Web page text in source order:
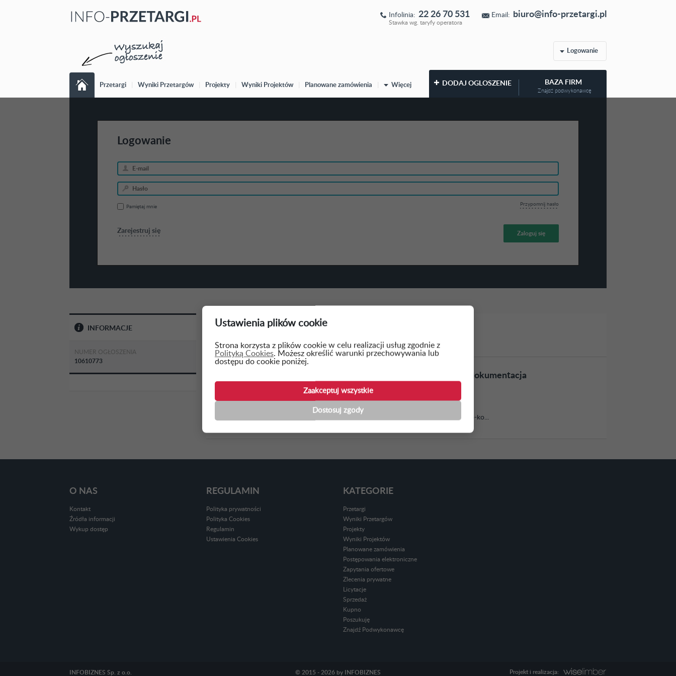
Infolinia:
Stawka wg. taryfy operatora
22 26 70 531 Email: biuro@info-przetargi.pl
Logowanie
Przetargi Wyniki Przetargów Projekty Wyniki Projektów Planowane zamówienia Więcej DODAJ OGLOSZENIE BAZA FIRM
Znajdź podwykonawcę
Ustawienia plików cookie
Strona korzysta z plików cookie w celu realizacji usług zgodnie z
Polityką Cookies. Możesz określić warunki przechowywania lub
dostępu do cookie poniżej.
Zaakceptuj wszystkie
Dostosuj zgody
Logowanie
Pamiętaj mnie Przypomnij hasło
Zarejestruj się
INFORMACJE
NUMER OGŁOSZENIA
10610773
Przebudowa Apteki na terenie SWPZZPOZ w Radomiu - etap I dokumentacja
OPIS:
1. Przedmiotem zamówienia jest opracowania kompletnej dokumentacji projektowo-ko...
O NAS
Kontakt
Źródła informacji
Wykup dostęp
REGULAMIN
Polityka prywatności
Polityka Cookies
Regulamin
Ustawienia Cookies
KATEGORIE
Przetargi
Wyniki Przetargów
Projekty
Wyniki Projektów
Planowane zamówienia
Postępowania elektroniczne
Zapytania ofertowe
Zlecenia prywatne
Licytacje
Sprzedaż
Kupno
Poszukuję
Znajdź Podwykonawcę
INFOBIZNES Sp. z o.o. © 2015 - 2026 by INFOBIZNES Projekt i realizacja: